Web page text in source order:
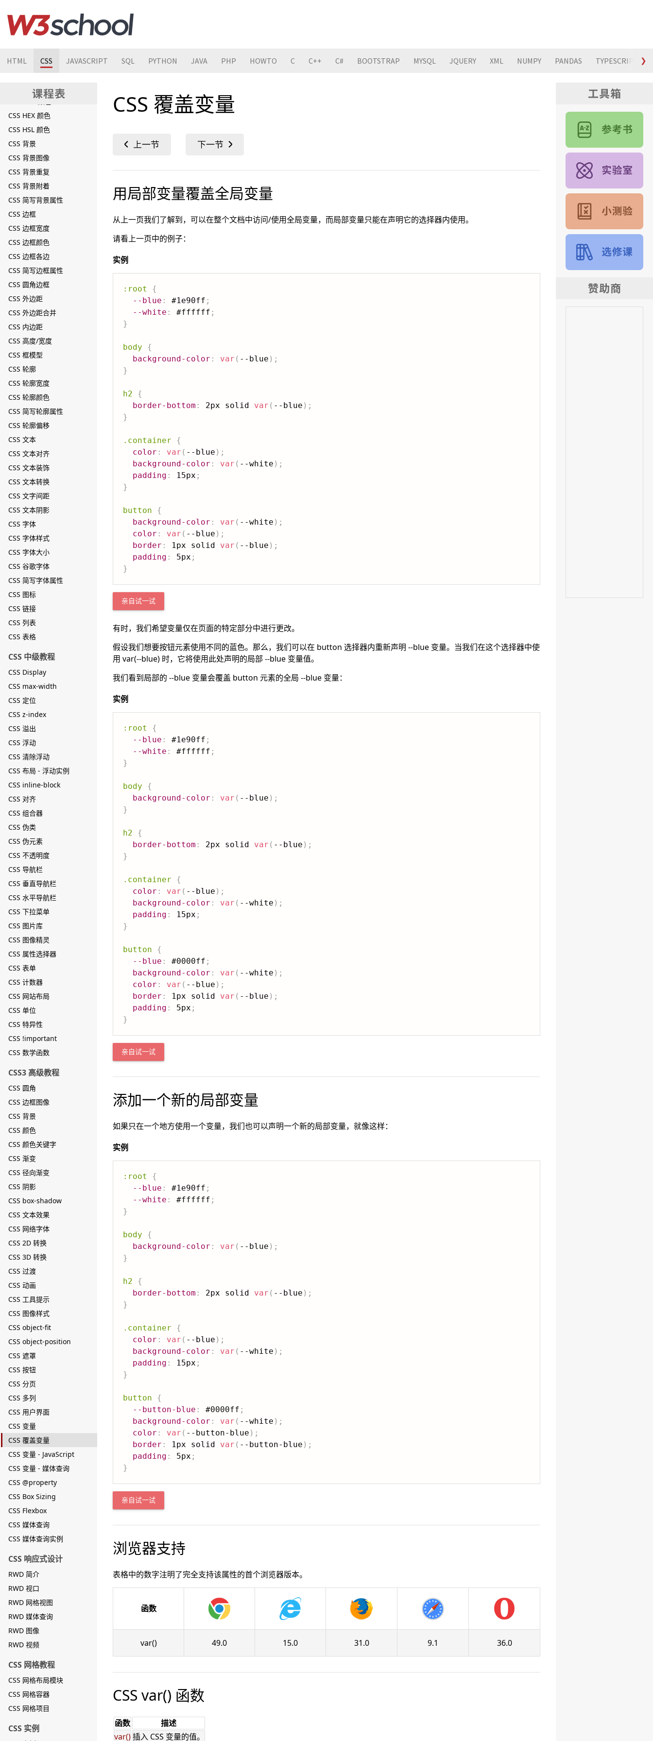
HTML CSS JAVASCRIPT SQL PYTHON JAVA PHP HOWTO C C++ C# BOOTSTRAP MYSQL JQUERY XML NUMPY PANDAS TYPESCRIPT ❯
CSS 简介
CSS 语法
CSS 使用
CSS 注释
CSS 颜色
CSS RGB 颜色
CSS HEX 颜色
CSS HSL 颜色
CSS 背景
CSS 背景图像
CSS 背景重复
CSS 背景附着
CSS 简写背景属性
CSS 边框
CSS 边框宽度
CSS 边框颜色
CSS 边框各边
CSS 简写边框属性
CSS 圆角边框
CSS 外边距
CSS 外边距合并
CSS 内边距
CSS 高度/宽度
CSS 框模型
CSS 轮廓
CSS 轮廓宽度
CSS 轮廓颜色
CSS 简写轮廓属性
CSS 轮廓偏移
CSS 文本
CSS 文本对齐
CSS 文本装饰
CSS 文本转换
CSS 文字间距
CSS 文本阴影
CSS 字体
CSS 字体样式
CSS 字体大小
CSS 谷歌字体
CSS 简写字体属性
CSS 图标
CSS 链接
CSS 列表
CSS 表格
CSS 中级教程
CSS Display
CSS max-width
CSS 定位
CSS z-index
CSS 溢出
CSS 浮动
CSS 清除浮动
CSS 布局 - 浮动实例
CSS inline-block
CSS 对齐
CSS 组合器
CSS 伪类
CSS 伪元素
CSS 不透明度
CSS 导航栏
CSS 垂直导航栏
CSS 水平导航栏
CSS 下拉菜单
CSS 图片库
CSS 图像精灵
CSS 属性选择器
CSS 表单
CSS 计数器
CSS 网站布局
CSS 单位
CSS 特异性
CSS !important
CSS 数学函数
CSS3 高级教程
CSS 圆角
CSS 边框图像
CSS 背景
CSS 颜色
CSS 颜色关键字
CSS 渐变
CSS 径向渐变
CSS 阴影
CSS box-shadow
CSS 文本效果
CSS 网络字体
CSS 2D 转换
CSS 3D 转换
CSS 过渡
CSS 动画
CSS 工具提示
CSS 图像样式
CSS object-fit
CSS object-position
CSS 遮罩
CSS 按钮
CSS 分页
CSS 多列
CSS 用户界面
CSS 变量
CSS 覆盖变量
CSS 变量 - JavaScript
CSS 变量 - 媒体查询
CSS @property
CSS Box Sizing
CSS Flexbox
CSS 媒体查询
CSS 媒体查询实例
CSS 响应式设计
RWD 简介
RWD 视口
RWD 网格视图
RWD 媒体查询
RWD 图像
RWD 视频
CSS 网格教程
CSS 网格布局模块
CSS 网格容器
CSS 网格项目
CSS 实例
CSS 覆盖变量
用局部变量覆盖全局变量
从上一页我们了解到，可以在整个文档中访问/使用全局变量，而局部变量只能在声明它的选择器内使用。
请看上一页中的例子：
实例
:root
{
--blue : #1e90ff ;
--white : #ffffff ;
}
body
{
background-color : var ( --blue ) ;
}
h2
{
border-bottom : 2px solid var ( --blue ) ;
}
.container
{
color : var ( --blue ) ;
background-color : var ( --white ) ;
padding : 15px ;
}
button
{
background-color : var ( --white ) ;
color : var ( --blue ) ;
border : 1px solid var ( --blue ) ;
padding : 5px ;
}
亲自试一试
有时，我们希望变量仅在页面的特定部分中进行更改。
假设我们想要按钮元素使用不同的蓝色。那么，我们可以在 button 选择器内重新声明 --blue 变量。当我们在这个选择器中使
用 var(--blue) 时，它将使用此处声明的局部 --blue 变量值。
我们看到局部的 --blue 变量会覆盖 button 元素的全局 --blue 变量：
实例
:root
{
--blue : #1e90ff ;
--white : #ffffff ;
}
body
{
background-color : var ( --blue ) ;
}
h2
{
border-bottom : 2px solid var ( --blue ) ;
}
.container
{
color : var ( --blue ) ;
background-color : var ( --white ) ;
padding : 15px ;
}
button
{
--blue : #0000ff ;
background-color : var ( --white ) ;
color : var ( --blue ) ;
border : 1px solid var ( --blue ) ;
padding : 5px ;
}
亲自试一试
添加一个新的局部变量
如果只在一个地方使用一个变量，我们也可以声明一个新的局部变量，就像这样：
实例
:root
{
--blue : #1e90ff ;
--white : #ffffff ;
}
body
{
background-color : var ( --blue ) ;
}
h2
{
border-bottom : 2px solid var ( --blue ) ;
}
.container
{
color : var ( --blue ) ;
background-color : var ( --white ) ;
padding : 15px ;
}
button
{
--button-blue : #0000ff ;
background-color : var ( --white ) ;
color : var ( --button-blue ) ;
border : 1px solid var ( --button-blue ) ;
padding : 5px ;
}
亲自试一试
浏览器支持
表格中的数字注明了完全支持该属性的首个浏览器版本。
函数
var() 49.0 15.0 31.0 9.1 36.0
CSS var() 函数
函数
描述
var()插入 CSS 变量的值。